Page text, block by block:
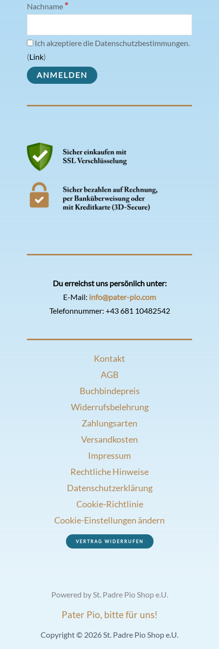
Nachname *
Ich akzeptiere die Datenschutzbestimmungen.
(Link)
Du erreichst uns persönlich unter:
E-Mail: info@pater-pio.com
Telefonnummer: +43 681 10482542
Kontakt
AGB
Buchbindepreis
Widerrufsbelehrung
Zahlungsarten
Versandkosten
Impressum
Rechtliche Hinweise
Datenschutzerklärung
Cookie-Richtlinie
Cookie-Einstellungen ändern
VERTRAG WIDERRUFEN
Powered by St. Padre Pio Shop e.U.
Pater Pio, bitte für uns!
Copyright © 2026 St. Padre Pio Shop e.U.